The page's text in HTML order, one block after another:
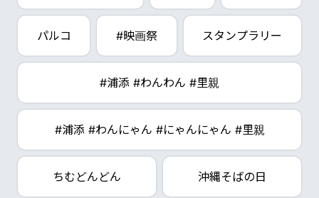
パルコ #映画祭 スタンプラリー
#浦添 #わんわん #里親
#浦添 #わんにゃん #にゃんにゃん #里親
ちむどんどん 沖縄そばの日